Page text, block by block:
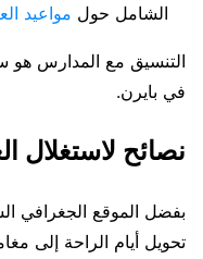
الشامل حول مواعيد
التنسيق مع المدارس
في بايرن.
نصائح لاستغلال
بفضل الموقع الجغرافي
تحويل أيام الراحة إلى